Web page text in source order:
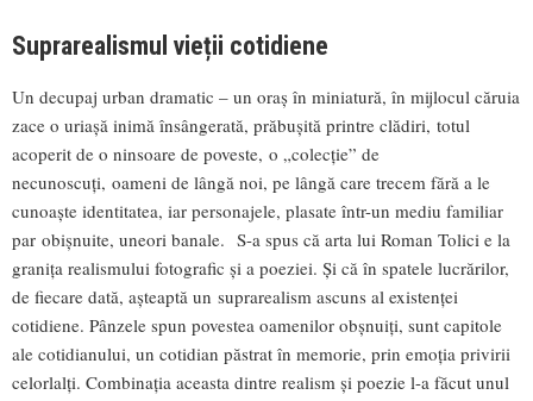
Suprarealismul vieții cotidiene
Un decupaj urban dramatic – un oraș în miniatură, în mijlocul căruia
zace o uriașă inimă însângerată, prăbușită printre clădiri, totul
acoperit de o ninsoare de poveste, o „colecție” de
necunoscuți, oameni de lângă noi, pe lângă care trecem fără a le
cunoaște identitatea, iar personajele, plasate într-un mediu familiar
par obișnuite, uneori banale. S-a spus că arta lui Roman Tolici e la
granița realismului fotografic și a poeziei. Și că în spatele lucrărilor,
de fiecare dată, așteaptă un suprarealism ascuns al existenței
cotidiene. Pânzele spun povestea oamenilor obșnuiți, sunt capitole
ale cotidianului, un cotidian păstrat în memorie, prin emoția privirii
celorlalți. Combinația aceasta dintre realism și poezie l-a făcut unul